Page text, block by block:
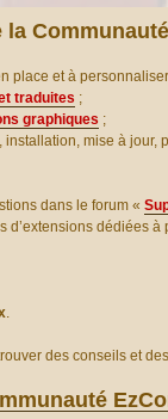
place et à
traduites ;
graphiques ;
installation, mise à jour,
dans le forum «
d’extensions dédiées à
.
des conseils et